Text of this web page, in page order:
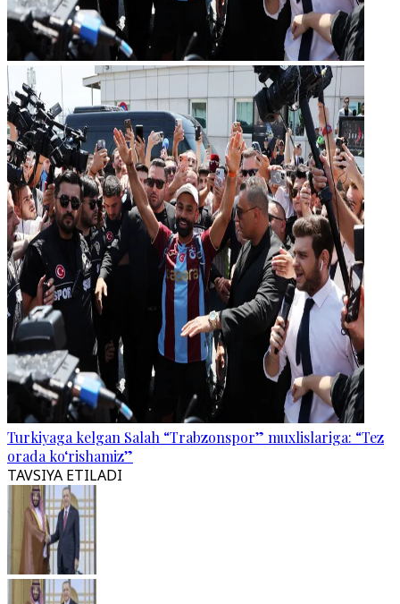
Turkiyaga kelgan Salah “Trabzonspor” muxlislariga: “Tez
orada ko‘rishamiz”
TAVSIYA ETILADI